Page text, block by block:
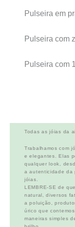
Pulseira em
Pulseira com
Pulseira com
Todas as jóias da
Trabalhamos com
e elegantes. Elas
qualquer look,
a autenticidade da
jóias.
LEMBRE-SE de
natural, diversos
a poluição,
úrico que
maneiras simples